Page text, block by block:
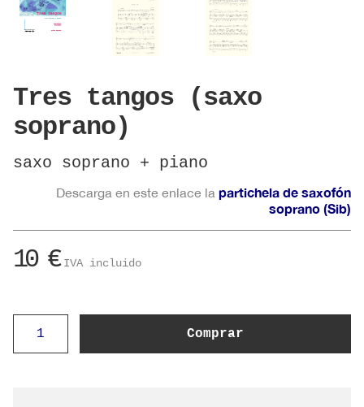
Tres tangos (saxo
soprano)
saxo soprano + piano
Descarga en este enlace la partichela de saxofón
soprano (Sib)
10 € IVA incluido
Comprar